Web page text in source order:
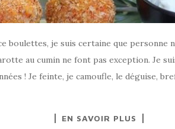
boulettes, je suis certaine que personne
au cumin ne font pas exception. Je
! Je feinte, je camoufle, le déguise,
EN SAVOIR PLUS